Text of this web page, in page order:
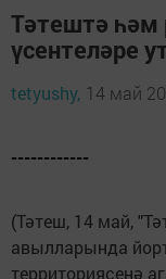
Тәтештә һәм
үсен­теләре
tetyushy, 14 май
------------
(Тәтеш, 14 май,
авылларында
территориясенә